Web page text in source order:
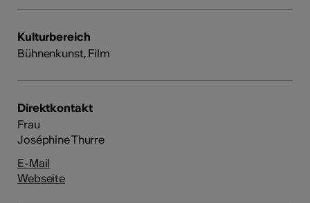
Kulturbereich
Bühnenkunst, Film
Direktkontakt
Frau
Joséphine Thurre
E-Mail
Webseite